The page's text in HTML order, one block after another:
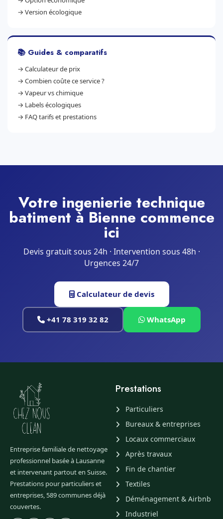
→ Version écologique
📚 Guides & comparatifs
→ Calculateur de prix
→ Combien coûte ce service ?
→ Vapeur vs chimique
→ Labels écologiques
→ FAQ tarifs et prestations
Votre ingenierie technique
batiment à Bienne commence
ici
Devis gratuit sous 24h · Intervention sous 48h ·
Urgences 24/7
Calculateur de devis
+41 78 319 32 82 WhatsApp
Entreprise familiale de nettoyage
professionnel basée à Lausanne
et intervenant partout en Suisse.
Prestations pour particuliers et
entreprises, 589 communes déjà
couvertes.
Prestations
Particuliers
Bureaux & entreprises
Locaux commerciaux
Après travaux
Fin de chantier
Textiles
Déménagement & Airbnb
Industriel